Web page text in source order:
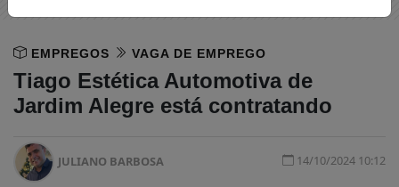
EMPREGOS VAGA DE EMPREGO
Tiago Estética Automotiva de
Jardim Alegre está contratando
JULIANO BARBOSA 14/10/2024 10:12